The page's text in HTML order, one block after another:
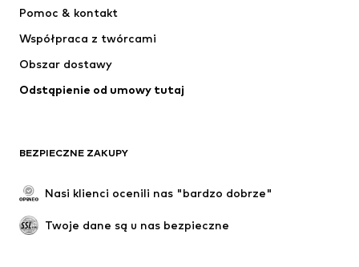
NAME IT
Pomoc & kontakt
Współpraca z twórcami
Obszar dostawy
Odstąpienie od umowy tutaj
BEZPIECZNE ZAKUPY
Nasi klienci ocenili nas "bardzo dobrze"
Twoje dane są u nas bezpieczne